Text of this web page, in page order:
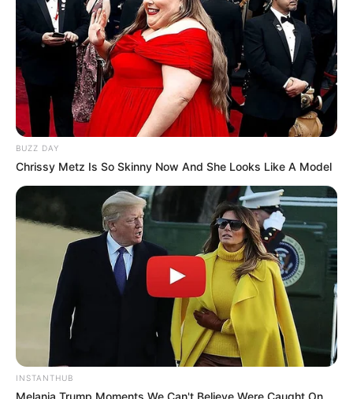
BUZZ DAY
Chrissy Metz Is So Skinny Now And She Looks Like A Model
INSTANTHUB
Melania Trump Moments We Can't Believe Were Caught On